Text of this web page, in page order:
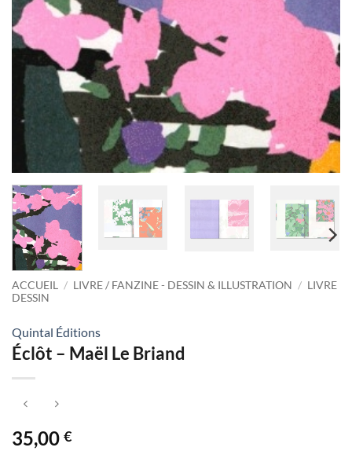
ACCUEIL / LIVRE / FANZINE - DESSIN & ILLUSTRATION / LIVRE
DESSIN
Quintal Éditions
Éclôt – Maël Le Briand
35,00 €